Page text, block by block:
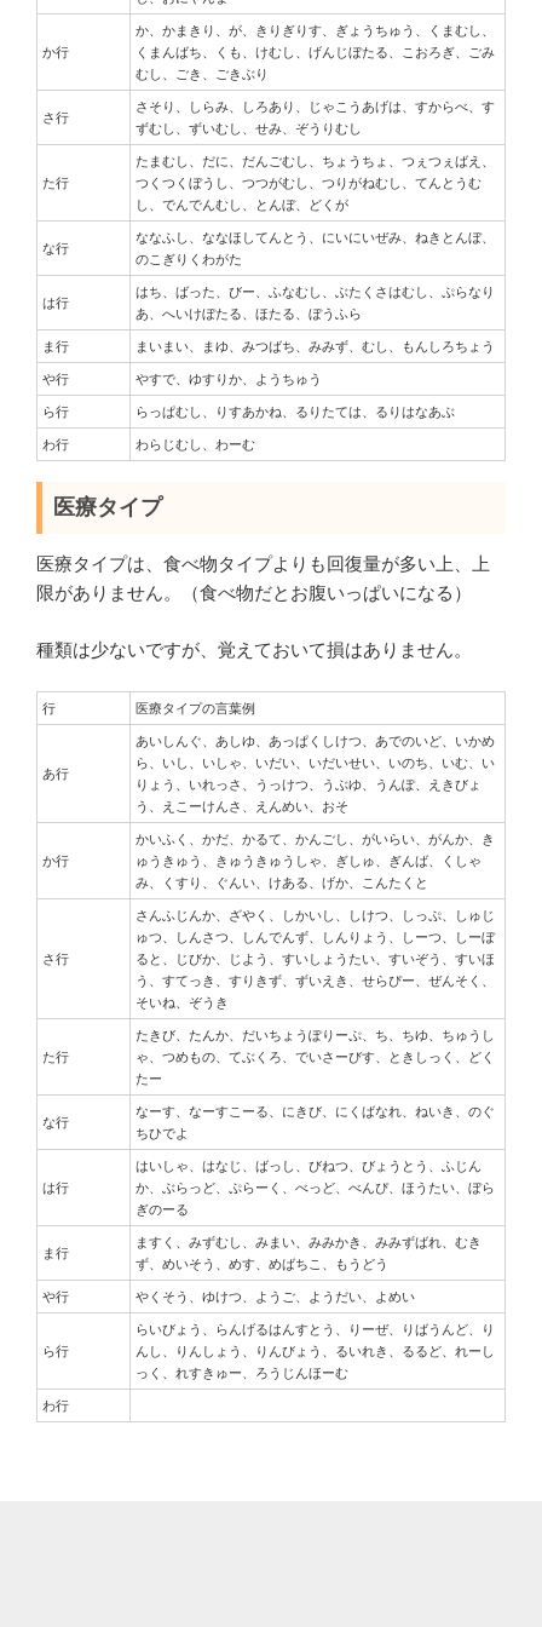
か行
か、かまきり、が、きりぎりす、ぎょうちゅう、くまむし、
くまんばち、くも、けむし、げんじぼたる、こおろぎ、ごみ
むし、ごき、ごきぶり
さ行
さそり、しらみ、しろあり、じゃこうあげは、すからべ、す
ずむし、ずいむし、せみ、ぞうりむし
た行
たまむし、だに、だんごむし、ちょうちょ、つぇつぇばえ、
つくつくぼうし、つつがむし、つりがねむし、てんとうむ
し、でんでんむし、とんぼ、どくが
な行
ななふし、ななほしてんとう、にいにいぜみ、ねきとんぼ、
のこぎりくわがた
は行
はち、ばった、びー、ふなむし、ぶたくさはむし、ぷらなり
あ、へいけぼたる、ほたる、ぼうふら
ま行 まいまい、まゆ、みつばち、みみず、むし、もんしろちょう
や行 やすで、ゆすりか、ようちゅう
ら行 らっぱむし、りすあかね、るりたては、るりはなあぶ
わ行 わらじむし、わーむ
医療タイプ
医療タイプは、食べ物タイプよりも回復量が多い上、上
限がありません。（食べ物だとお腹いっぱいになる）
種類は少ないですが、覚えておいて損はありません。
行 医療タイプの言葉例
あ行
あいしんぐ、あしゆ、あっぱくしけつ、あでのいど、いかめ
ら、いし、いしゃ、いだい、いだいせい、いのち、いむ、い
りょう、いれっさ、うっけつ、うぶゆ、うんぽ、えきびょ
う、えこーけんさ、えんめい、おそ
か行
かいふく、かだ、かるて、かんごし、がいらい、がんか、き
ゅうきゅう、きゅうきゅうしゃ、ぎしゅ、ぎんば、くしゃ
み、くすり、ぐんい、けある、げか、こんたくと
さ行
さんふじんか、ざやく、しかいし、しけつ、しっぷ、しゅじ
ゅつ、しんさつ、しんでんず、しんりょう、しーつ、しーぼ
ると、じびか、じよう、すいしょうたい、すいぞう、すいほ
う、すてっき、すりきず、ずいえき、せらぴー、ぜんそく、
そいね、ぞうき
た行
たきび、たんか、だいちょうぽりーぷ、ち、ちゆ、ちゅうし
ゃ、つめもの、てぶくろ、でいさーびす、ときしっく、どく
たー
な行
なーす、なーすこーる、にきび、にくばなれ、ねいき、のぐ
ちひでよ
は行
はいしゃ、はなじ、ばっし、びねつ、びょうとう、ふじん
か、ぶらっど、ぷらーく、べっど、べんぴ、ほうたい、ぼら
ぎのーる
ま行
ますく、みずむし、みまい、みみかき、みみずばれ、むき
ず、めいそう、めす、めばちこ、もうどう
や行 やくそう、ゆけつ、ようご、ようだい、よめい
ら行
らいびょう、らんげるはんすとう、りーぜ、りばうんど、り
んし、りんしょう、りんびょう、るいれき、るるど、れーし
っく、れすきゅー、ろうじんほーむ
わ行